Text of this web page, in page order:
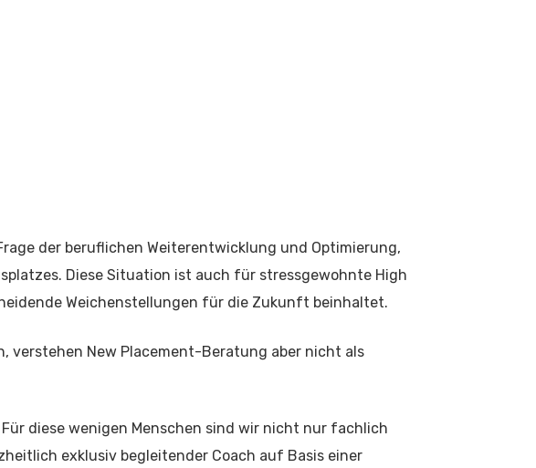
der beruflichen Weiterentwicklung und Optimierung,
Diese Situation ist auch für stressgewohnte High
Weichenstellungen für die Zukunft beinhaltet.
verstehen New Placement-Beratung aber nicht als
diese wenigen Menschen sind wir nicht nur fachlich
exklusiv begleitender Coach auf Basis einer